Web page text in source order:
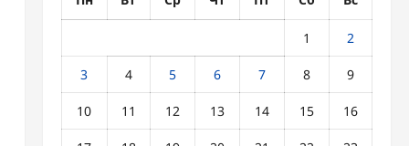
1 2
3 4 5 6 7 8 9
10 11 12 13 14 15 16